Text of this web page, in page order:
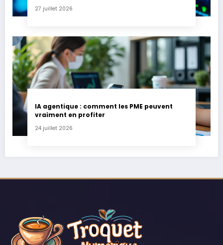
27 juillet 2026
IA agentique : comment les PME peuvent
vraiment en profiter
24 juillet 2026